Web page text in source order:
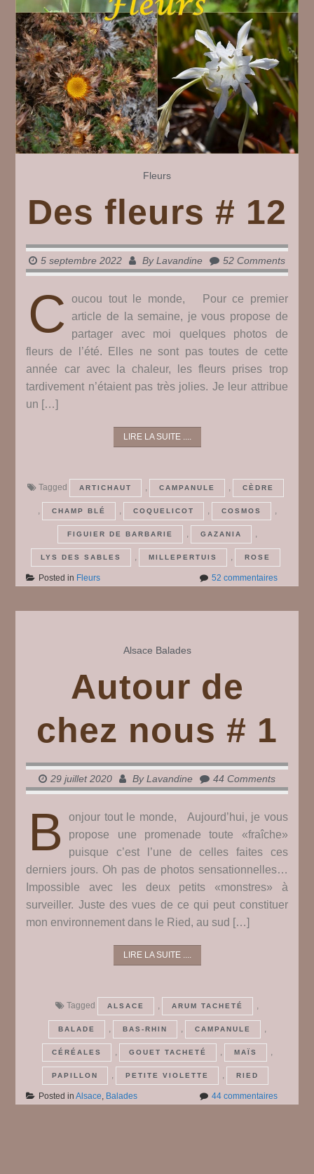
Fleurs
Des fleurs # 12
5 septembre 2022 ByLavandine 52 Comments
C
oucou tout le monde, Pour ce premier
article de la semaine, je vous propose de
partager avec moi quelques photos de
fleurs de l’été. Elles ne sont pas toutes de cette
année car avec la chaleur, les fleurs prises trop
tardivement n’étaient pas très jolies. Je leur attribue
un […]
LIRE LA SUITE ....
Tagged ARTICHAUT , CAMPANULE , CÈDRE
, CHAMP BLÉ , COQUELICOT , COSMOS ,
FIGUIER DE BARBARIE , GAZANIA ,
LYS DES SABLES , MILLEPERTUIS , ROSE
Posted in Fleurs 52 commentairessur
Alsace Balades
Autour de
chez nous # 1
29 juillet 2020 ByLavandine 44 Comments
B
onjour tout le monde, Aujourd’hui, je vous
propose une promenade toute «fraîche»
puisque c’est l’une de celles faites ces
derniers jours. Oh pas de photos sensationnelles…
Impossible avec les deux petits «monstres» à
surveiller. Juste des vues de ce qui peut constituer
mon environnement dans le Ried, au sud […]
LIRE LA SUITE ....
Tagged ALSACE , ARUM TACHETÉ ,
BALADE , BAS-RHIN , CAMPANULE ,
CÉRÉALES , GOUET TACHETÉ , MAÏS ,
PAPILLON , PETITE VIOLETTE , RIED
Posted inAlsace, Balades 44 commentairessur